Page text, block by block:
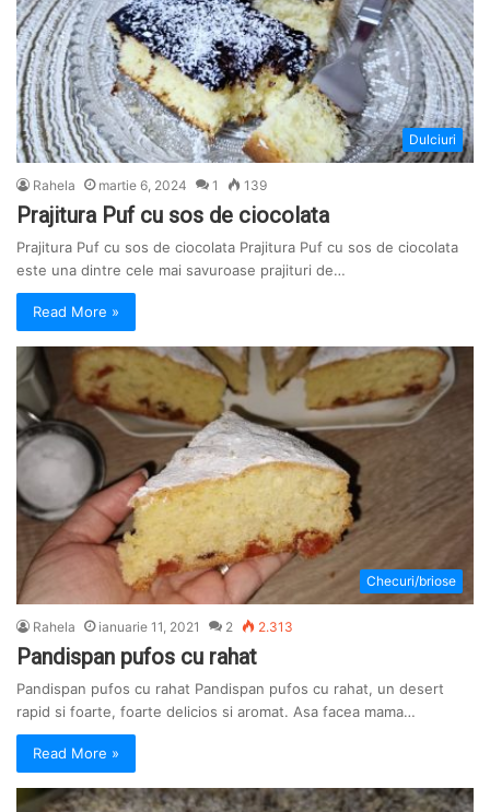
Dulciuri
Rahela martie 6, 2024 1 139
Prajitura Puf cu sos de ciocolata
Prajitura Puf cu sos de ciocolata Prajitura Puf cu sos de ciocolata
este una dintre cele mai savuroase prajituri de…
Read More »
Checuri/briose
Rahela ianuarie 11, 2021 2 2.313
Pandispan pufos cu rahat
Pandispan pufos cu rahat Pandispan pufos cu rahat, un desert
rapid si foarte, foarte delicios si aromat. Asa facea mama…
Read More »